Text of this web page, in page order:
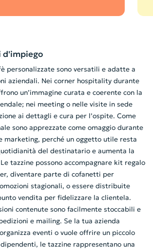
d'impiego
personalizzate sono versatili e adatte a
aziendali. Nei corner hospitality durante
un’immagine curata e coerente con la
nei meeting o nelle visite in sede
ai dettagli e cura per l’ospite. Come
sono apprezzate come omaggio durante
marketing, perché un oggetto utile resta
del destinatario e aumenta la
tazzine possono accompagnare kit regalo
diventare parte di cofanetti per
stagionali, o essere distribuite
vendita per fidelizzare la clientela.
contenute sono facilmente stoccabili e
e mailing. Se la tua azienda
eventi o vuole offrire un piccolo
le tazzine rappresentano una